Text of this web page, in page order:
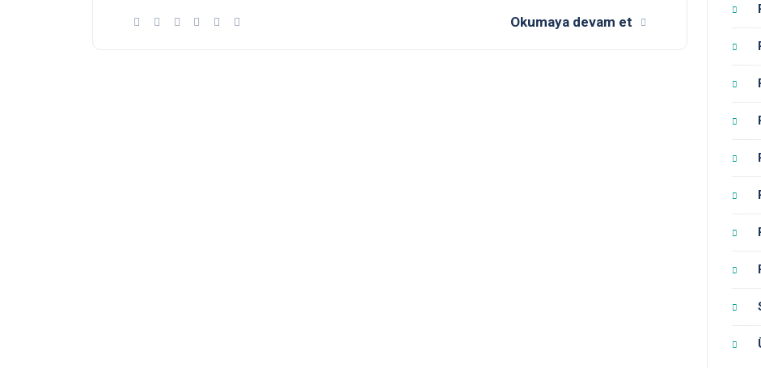
Okumaya devam et